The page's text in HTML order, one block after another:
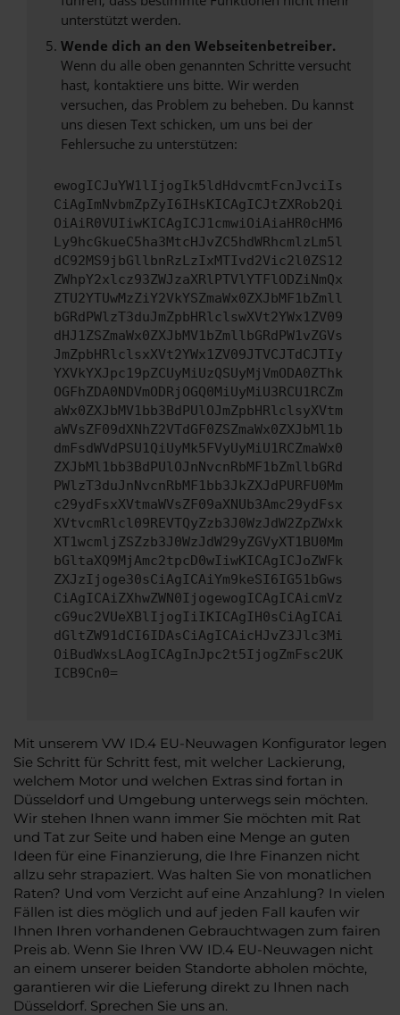
unterstützt werden.
Wende dich an den Webseitenbetreiber.
Wenn du alle oben genannten Schritte versucht
hast, kontaktiere uns bitte. Wir werden
versuchen, das Problem zu beheben. Du kannst
uns diesen Text schicken, um uns bei der
Fehlersuche zu unterstützen:
ewogICJuYW1lIjogIk5ldHdvcmtFcnJvciIs
CiAgImNvbmZpZyI6IHsKICAgICJtZXRob2Qi
OiAiR0VUIiwKICAgICJ1cmwiOiAiaHR0cHM6
Ly9hcGkueC5ha3MtcHJvZC5hdWRhcmlzLm5l
dC92MS9jbGllbnRzLzIxMTIvd2Vic2l0ZS12
ZWhpY2xlcz93ZWJzaXRlPTVlYTFlODZiNmQx
ZTU2YTUwMzZiY2VkYSZmaWx0ZXJbMF1bZmll
bGRdPWlzT3duJmZpbHRlclswXVt2YWx1ZV09
dHJ1ZSZmaWx0ZXJbMV1bZmllbGRdPW1vZGVs
JmZpbHRlclsxXVt2YWx1ZV09JTVCJTdCJTIy
YXVkYXJpc19pZCUyMiUzQSUyMjVmODA0ZThk
OGFhZDA0NDVmODRjOGQ0MiUyMiU3RCU1RCZm
aWx0ZXJbMV1bb3BdPUlOJmZpbHRlclsyXVtm
aWVsZF09dXNhZ2VTdGF0ZSZmaWx0ZXJbMl1b
dmFsdWVdPSU1QiUyMk5FVyUyMiU1RCZmaWx0
ZXJbMl1bb3BdPUlOJnNvcnRbMF1bZmllbGRd
PWlzT3duJnNvcnRbMF1bb3JkZXJdPURFU0Mm
c29ydFsxXVtmaWVsZF09aXNUb3Amc29ydFsx
XVtvcmRlcl09REVTQyZzb3J0WzJdW2ZpZWxk
XT1wcmljZSZzb3J0WzJdW29yZGVyXT1BU0Mm
bGltaXQ9MjAmc2tpcD0wIiwKICAgICJoZWFk
ZXJzIjoge30sCiAgICAiYm9keSI6IG51bGws
CiAgICAiZXhwZWN0IjogewogICAgICAicmVz
cG9uc2VUeXBlIjogIiIKICAgIH0sCiAgICAi
dGltZW91dCI6IDAsCiAgICAicHJvZ3Jlc3Mi
OiBudWxsLAogICAgInJpc2t5IjogZmFsc2UK
ICB9Cn0=
Mit unserem VW ID.4 EU-Neuwagen Konfigurator legen
Sie Schritt für Schritt fest, mit welcher Lackierung,
welchem Motor und welchen Extras sind fortan in
Düsseldorf und Umgebung unterwegs sein möchten.
Wir stehen Ihnen wann immer Sie möchten mit Rat
und Tat zur Seite und haben eine Menge an guten
Ideen für eine Finanzierung, die Ihre Finanzen nicht
allzu sehr strapaziert. Was halten Sie von monatlichen
Raten? Und vom Verzicht auf eine Anzahlung? In vielen
Fällen ist dies möglich und auf jeden Fall kaufen wir
Ihnen Ihren vorhandenen Gebrauchtwagen zum fairen
Preis ab. Wenn Sie Ihren VW ID.4 EU-Neuwagen nicht
an einem unserer beiden Standorte abholen möchte,
garantieren wir die Lieferung direkt zu Ihnen nach
Düsseldorf. Sprechen Sie uns an.